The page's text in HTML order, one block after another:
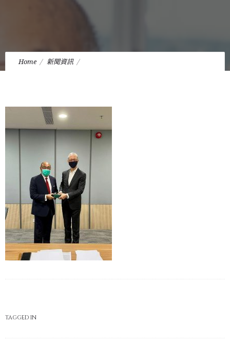
Home 新聞資訊
TAGGED IN